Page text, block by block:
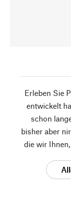
Erleben Sie
entwickelt
schon
bisher aber
die wir